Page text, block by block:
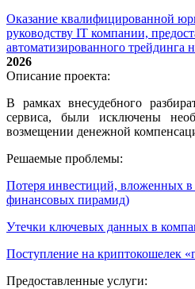
Оказание квалифицированной
руководству IT компании,
автоматизированного трейдинга
2026
Описание проекта:
В рамках внесудебного
сервиса, были исключены
возмещении денежной
Решаемые проблемы:
Потеря инвестиций, вложенных в
финансовых пирамид)
Утечки ключевых данных в
Поступление на криптокошелек
Предоставленные услуги: